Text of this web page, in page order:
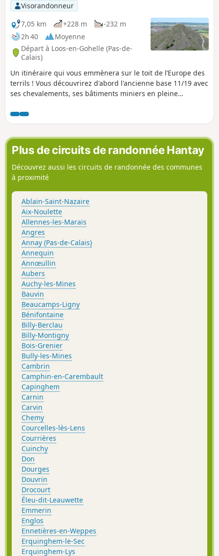
Visorandonneur
7,05 km
+228 m
-232 m
2h 40
Moyenne
Départ à Loos-en-Gohelle (Pas-de-
Calais)
Un itinéraire qui vous emmènera sur le toit de l’Europe des
terrils ! Vous découvrirez d'abord l'ancienne base 11/19 avec
ses chevalements, ses bâtiments miniers en pleine
agréables en sous-bois.
Plus de circuits de randonnée Hantay
Découvrez aussi les circuits de randonnée des communes
à proximité
Ablain-Saint-Nazaire
Aix-Noulette
Allennes-les-Marais
Angres
Annay (Pas-de-Calais)
Annequin
Annœullin
Aubers
Auchy-les-Mines
Bauvin
Beaucamps-Ligny
Bénifontaine
Billy-Berclau
Billy-Montigny
Bois-Grenier
Bully-les-Mines
Cambrin
Camphin-en-Carembault
Capinghem
Carnin
Carvin
Chemy
Courcelles-lès-Lens
Courrières
Cuinchy
Don
Dourges
Douvrin
Drocourt
Éleu-dit-Leauwette
Emmerin
Englos
Ennetières-en-Weppes
Erquinghem-le-Sec
Erquinghem-Lys